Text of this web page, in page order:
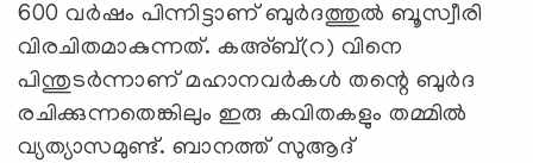
600 വര്‍ഷം പിന്നിട്ടാണ് ബുര്‍ദത്തുല്‍ ബൂസ്വീരി
വിരചിതമാകുന്നത്. കഅ്ബ്(റ) വിനെ
പിന്തുടര്‍ന്നാണ് മഹാനവര്‍കള്‍ തന്റെ ബുര്‍ദ
രചിക്കുന്നതെങ്കിലും ഇരു കവിതകളും തമ്മില്‍
വ്യത്യാസമുണ്ട്. ബാനത്ത് സുആദ്